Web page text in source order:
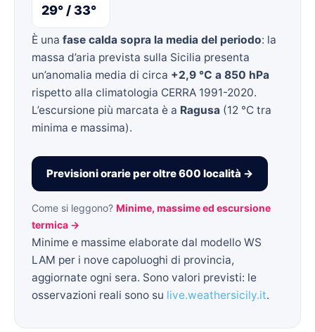
29° / 33°
È una fase calda sopra la media del periodo: la
massa d’aria prevista sulla Sicilia presenta
un’anomalia media di circa +2,9 °C a 850 hPa
rispetto alla climatologia CERRA 1991-2020.
L’escursione più marcata è a Ragusa (12 °C tra
minima e massima).
Previsioni orarie per oltre 600 località →
Come si leggono? Minime, massime ed escursione
termica →
Minime e massime elaborate dal modello WS
LAM per i nove capoluoghi di provincia,
aggiornate ogni sera. Sono valori previsti: le
osservazioni reali sono su live.weathersicily.it.